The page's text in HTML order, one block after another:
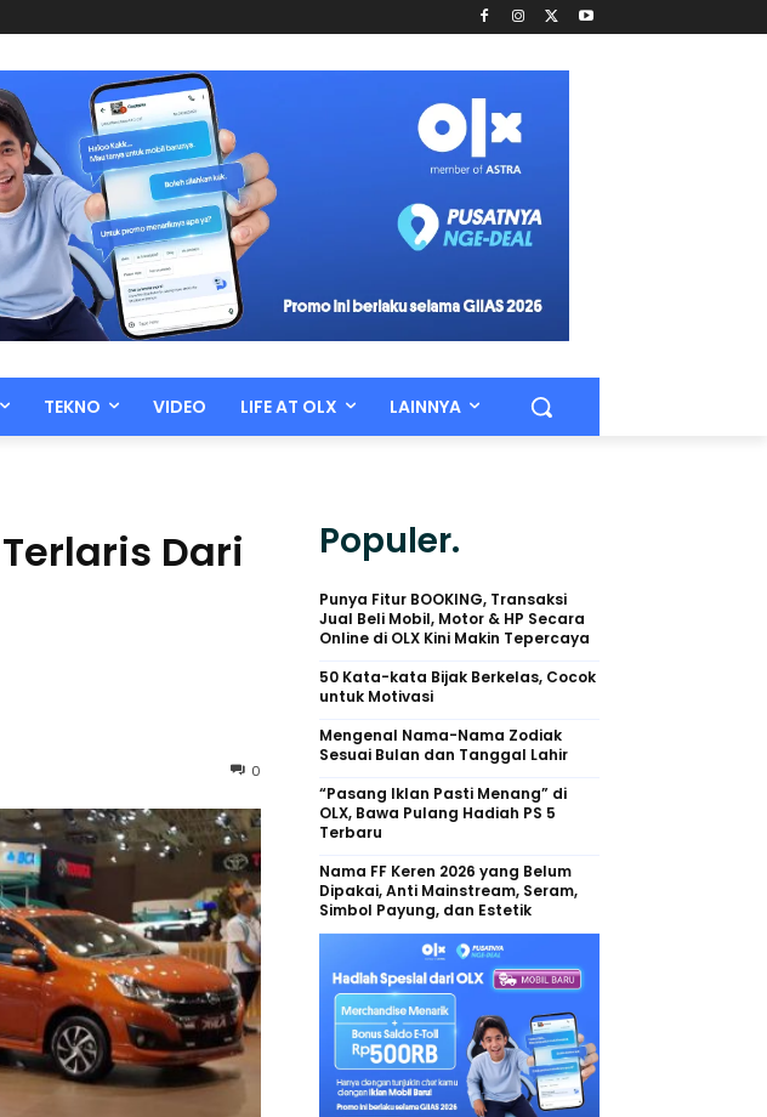
TEKNO VIDEO LIFE AT OLX LAINNYA
Dari
0
Populer.
Punya Fitur BOOKING, Transaksi
Jual Beli Mobil, Motor & HP Secara
Online di OLX Kini Makin Tepercaya
50 Kata-kata Bijak Berkelas, Cocok
untuk Motivasi
Mengenal Nama-Nama Zodiak
Sesuai Bulan dan Tanggal Lahir
“Pasang Iklan Pasti Menang” di
OLX, Bawa Pulang Hadiah PS 5
Terbaru
Nama FF Keren 2026 yang Belum
Dipakai, Anti Mainstream, Seram,
Simbol Payung, dan Estetik